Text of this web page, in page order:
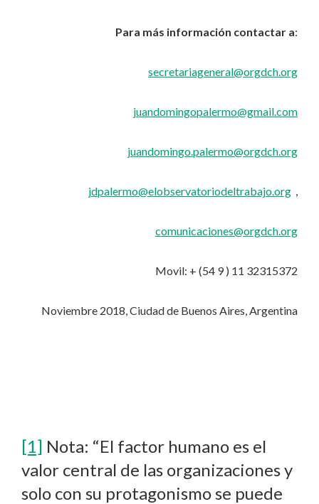
Para más información contactar a:
secretariageneral@orgdch.org
juandomingopalermo@gmail.com
juandomingo.palermo@orgdch.org
jdpalermo@elobservatoriodeltrabajo.org
comunicaciones@orgdch.org
Movil: + (54 9 ) 11 32315372
Noviembre 2018, Ciudad de Buenos Aires, Argentina
[1] Nota: “El factor humano es el
valor central de las organizaciones y
solo con su protagonismo se puede